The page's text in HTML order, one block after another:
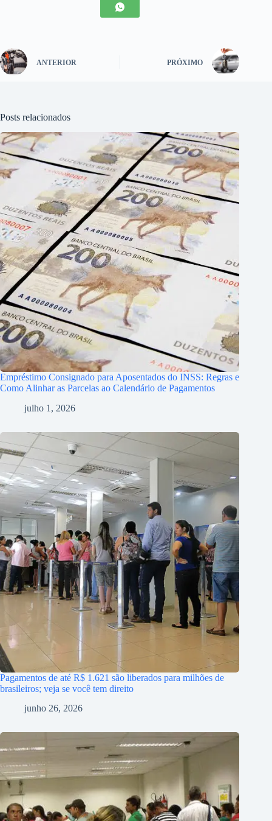
ANTERIOR PRÓXIMO
Posts relacionados
Empréstimo Consignado para Aposentados do INSS: Regras e
Como Alinhar as Parcelas ao Calendário de Pagamentos
julho 1, 2026
Pagamentos de até R$ 1.621 são liberados para milhões de
brasileiros; veja se você tem direito
junho 26, 2026